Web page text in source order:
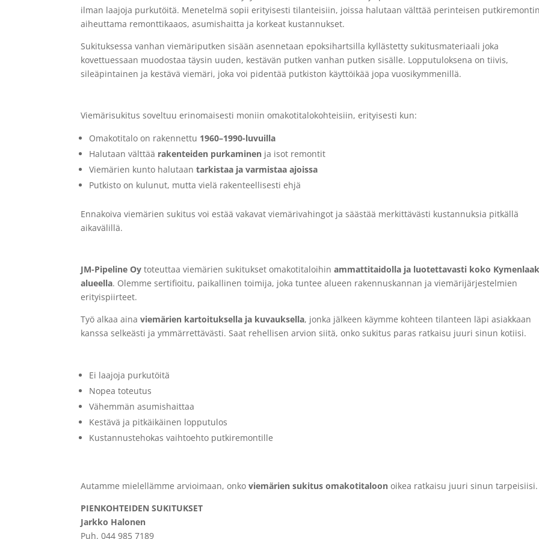
ilman laajoja purkutöitä. Menetelmä sopii erityisesti tilanteisiin, joissa halutaan välttää perinteisen putkiremontin
aiheuttama remonttikaaos, asumishaitta ja korkeat kustannukset.
Sukituksessa vanhan viemäriputken sisään asennetaan epoksihartsilla kyllästetty sukitusmateriaali joka
kovettuessaan muodostaa täysin uuden, kestävän putken vanhan putken sisälle. Lopputuloksena on tiivis,
sileäpintainen ja kestävä viemäri, joka voi pidentää putkiston käyttöikää jopa vuosikymmenillä.
Viemärisukitus soveltuu erinomaisesti moniin omakotitalokohteisiin, erityisesti kun:
Omakotitalo on rakennettu 1960–1990-luvuilla
Halutaan välttää rakenteiden purkaminen ja isot remontit
Viemärien kunto halutaantarkistaa ja varmistaa ajoissa
Putkisto on kulunut, mutta vielä rakenteellisesti ehjä
Ennakoiva viemärien sukitus voi estää vakavat viemärivahingot ja säästää merkittävästi kustannuksia pitkällä
aikavälillä.
JM-Pipeline Oy toteuttaa viemärien sukitukset omakotitaloihinammattitaidolla ja luotettavasti koko
alueella. Olemme sertifioitu, paikallinen toimija, joka tuntee alueen rakennuskannan ja viemärijärjestelmien
erityispiirteet.
Työ alkaa ainaviemärien kartoituksella ja kuvauksella, jonka jälkeen käymme kohteen tilanteen läpi asiakkaan
kanssa selkeästi ja ymmärrettävästi. Saat rehellisen arvion siitä, onko sukitus paras ratkaisu juuri sinun kotiisi.
Ei laajoja purkutöitä
Nopea toteutus
Vähemmän asumishaittaa
Kestävä ja pitkäikäinen lopputulos
Kustannustehokas vaihtoehto putkiremontille
Autamme mielellämme arvioimaan, onkoviemärien sukitus omakotitaloon oikea ratkaisu juuri sinun tarpeisiisi.
PIENKOHTEIDEN SUKITUKSET
Jarkko Halonen
Puh. 044 985 7189